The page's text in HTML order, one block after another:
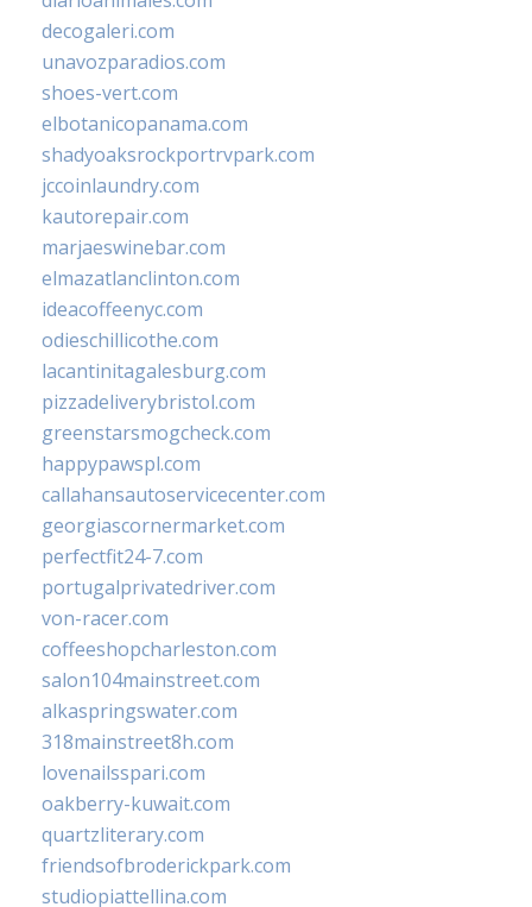
decogaleri.com
unavozparadios.com
shoes-vert.com
elbotanicopanama.com
shadyoaksrockportrvpark.com
jccoinlaundry.com
kautorepair.com
marjaeswinebar.com
elmazatlanclinton.com
ideacoffeenyc.com
odieschillicothe.com
lacantinitagalesburg.com
pizzadeliverybristol.com
greenstarsmogcheck.com
happypawspl.com
callahansautoservicecenter.com
georgiascornermarket.com
perfectfit24-7.com
portugalprivatedriver.com
von-racer.com
coffeeshopcharleston.com
salon104mainstreet.com
alkaspringswater.com
318mainstreet8h.com
lovenailsspari.com
oakberry-kuwait.com
quartzliterary.com
friendsofbroderickpark.com
studiopiattellina.com